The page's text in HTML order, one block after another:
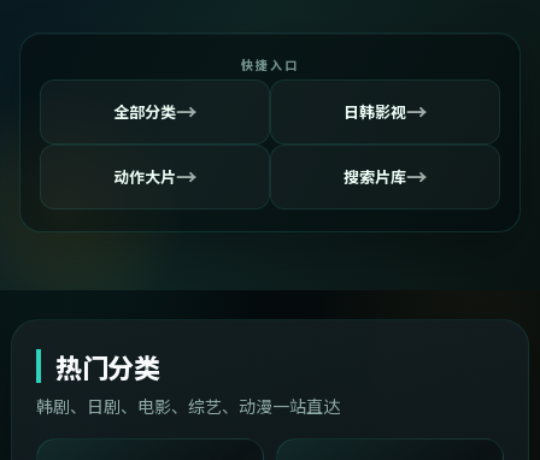
快捷入口
全部分类→ 日韩影视→
动作大片→ 搜索片库→
热门分类
韩剧、日剧、电影、综艺、动漫一站直达